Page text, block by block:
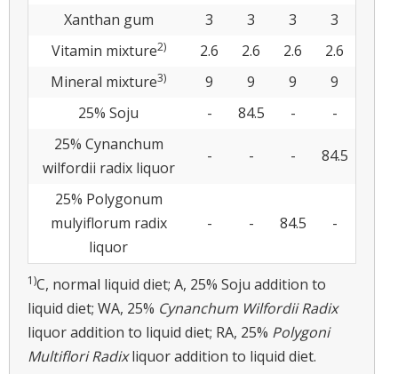
Xanthan gum
3 3 3
3
Vitamin mixture2) 2.6 2.6 2.6
2.6
Mineral mixture3) 9 9 9
9
25% Soju
- 84.5 -
-
25% Cynanchum
wilfordii radix liquor
- - - 84.5
25% Polygonum
mulyiflorum radix
liquor
- - 84.5 -
1)C, normal liquid diet; A, 25% Soju addition to
liquid diet; WA, 25% Cynanchum Wilfordii Radix
liquor addition to liquid diet; RA, 25% Polygoni
Multiflori Radixliquor addition to liquid diet.